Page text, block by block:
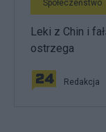
Społeczeństwo
Leki z Chin i
ostrzega
Redakcja